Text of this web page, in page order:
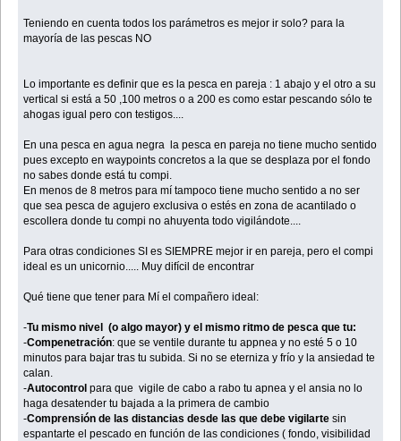
Teniendo en cuenta todos los parámetros es mejor ir solo? para la
mayoría de las pescas NO
Lo importante es definir que es la pesca en pareja : 1 abajo y el otro a su
vertical si está a 50 ,100 metros o a 200 es como estar pescando sólo te
ahogas igual pero con testigos....
En una pesca en agua negra la pesca en pareja no tiene mucho sentido
pues excepto en waypoints concretos a la que se desplaza por el fondo
no sabes donde está tu compi.
En menos de 8 metros para mí tampoco tiene mucho sentido a no ser
que sea pesca de agujero exclusiva o estés en zona de acantilado o
escollera donde tu compi no ahuyenta todo vigilándote....
Para otras condiciones SI es SIEMPRE mejor ir en pareja, pero el compi
ideal es un unicornio..... Muy difícil de encontrar
Qué tiene que tener para Mí el compañero ideal:
-Tu mismo nivel (o algo mayor) y el mismo ritmo de pesca que tu:
-Compenetración: que se ventile durante tu appnea y no esté 5 o 10
minutos para bajar tras tu subida. Si no se eterniza y frío y la ansiedad te
calan.
-Autocontrolpara que vigile de cabo a rabo tu apnea y el ansia no lo
haga desatender tu bajada a la primera de cambio
-Comprensión de las distancias desde las que debe vigilartesin
espantarte el pescado en función de las condiciones ( fondo, visibilidad